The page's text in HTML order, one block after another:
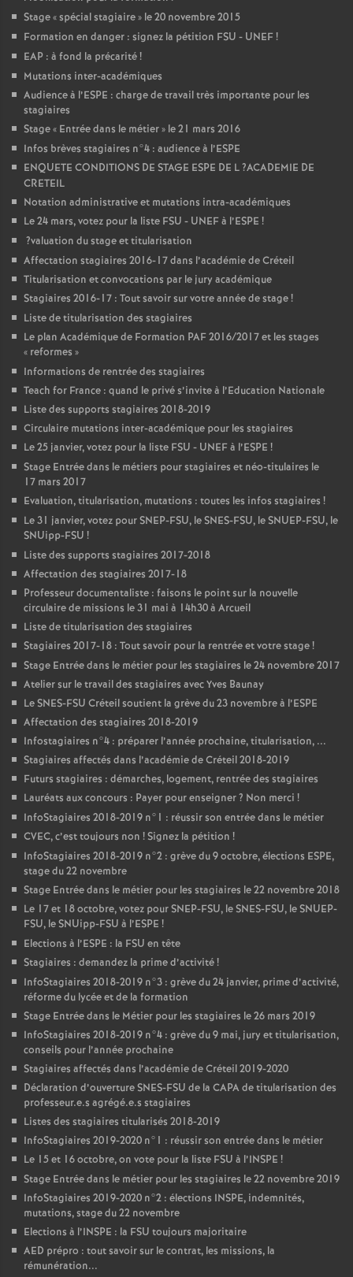
Stage «spécial stagiaire» le 20 novembre 2015
Formation en danger : signez la pétition FSU - UNEF!
EAP : à fond la précarité!
Mutations inter-académiques
Audience à l’ESPE : charge de travail très importante pour les
stagiaires
Stage « Entrée dans le métier» le 21 mars 2016
Infos brèves stagiaires n°4 : audience à l’ESPE
ENQUETE CONDITIONS DE STAGE ESPE DE L?ACADEMIE DE
CRETEIL
Notation administrative et mutations intra-académiques
Le 24 mars, votez pour la liste FSU - UNEFà l’ESPE !
?valuation du stage et titularisation
Affectation stagiaires 2016-17 dans l’académie de Créteil
Titularisation et convocations par le jury académique
Stagiaires 2016-17 : Tout savoir sur votre année de stage!
Liste de titularisation des stagiaires
Le plan Académique de Formation PAF2016/2017 et les stages
« reformes »
Informations de rentrée des stagiaires
Teach for France : quand le privé s’invite à l’Education Nationale
Liste des supports stagiaires 2018-2019
Circulaire mutations inter-académique pour les stagiaires
Le 25 janvier, votez pour la liste FSU - UNEFà l’ESPE !
Stage Entrée dans le métiers pour stagiaires et néo-titulaires le
17 mars 2017
Evaluation, titularisation, mutations : toutes les infos stagiaires !
Le 31 janvier, votez pourSNEP-FSU, leSNES-FSU, leSNUEP-FSU, le
SNUipp-FSU !
Liste des supports stagiaires 2017-2018
Affectation des stagiaires 2017-18
Professeur documentaliste : faisons le point sur la nouvelle
circulaire de missions le 31 mai à 14h30 à Arcueil
Liste de titularisation des stagiaires
Stagiaires 2017-18 : Tout savoir pour la rentrée et votre stage!
Stage Entrée dans le métier pour les stagiaires le 24 novembre 2017
Atelier sur le travail des stagiaires avec Yves Baunay
LeSNES-FSU Créteil soutient la grève du 23 novembre à l’ESPE
Affectation des stagiaires 2018-2019
Infostagiaires n°4 : préparer l’année prochaine, titularisation, ...
Stagiaires affectés dans l’académie de Créteil 2018-2019
Futurs stagiaires : démarches, logement, rentrée des stagiaires
Lauréats aux concours : Payer pour enseigner? Non merci !
InfoStagiaires 2018-2019 n°1 : réussir son entrée dans le métier
CVEC, c’est toujours non ! Signez la pétition !
InfoStagiaires 2018-2019 n°2 : grève du 9 octobre, élections ESPE,
stage du 22 novembre
Stage Entrée dans le métier pour les stagiaires le 22 novembre 2018
Le 17 et 18 octobre, votez pourSNEP-FSU, leSNES-FSU, leSNUEP-
FSU, le SNUipp-FSU à l’ESPE !
Elections à l’ESPE : la FSU en tête
Stagiaires : demandez la prime d’activité!
InfoStagiaires 2018-2019 n°3 : grève du 24 janvier, prime d’activité,
réforme du lycée et de la formation
Stage Entrée dans le Métier pour les stagiaires le 26 mars 2019
InfoStagiaires 2018-2019 n°4 : grève du 9 mai, jury et titularisation,
conseils pour l’année prochaine
Stagiaires affectés dans l’académie de Créteil 2019-2020
Déclaration d’ouvertureSNES-FSU de la CAPAde titularisation des
professeur.e.s agrégé.e.s stagiaires
Listes des stagiaires titularisés 2018-2019
InfoStagiaires 2019-2020 n°1 : réussir son entrée dans le métier
Le 15 et 16 octobre, on vote pour la liste FSU à l’INSPE !
Stage Entrée dans le métier pour les stagiaires le 22 novembre 2019
InfoStagiaires 2019-2020 n°2 : élections INSPE, indemnités,
mutations, stage du 22 novembre
Elections à l’INSPE : la FSU toujours majoritaire
AED prépro : tout savoir sur le contrat, les missions, la
rémunération...